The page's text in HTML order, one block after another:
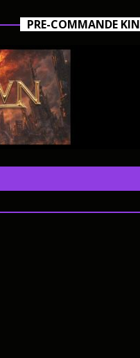
PRE-COMMANDE